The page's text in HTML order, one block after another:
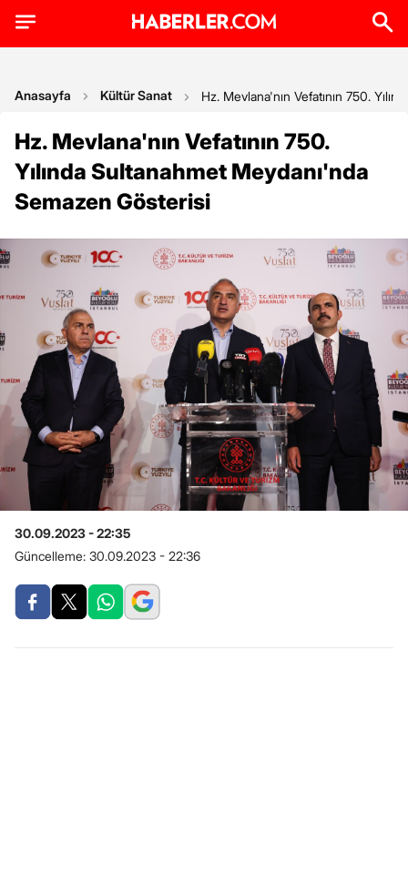
Anasayfa Kültür Sanat Hz. Mevlana'nın Vefatının 750.
Hz. Mevlana'nın Vefatının 750.
Yılında Sultanahmet Meydanı'nda
Semazen Gösterisi
30.09.2023 - 22:35
Güncelleme: 30.09.2023 - 22:36